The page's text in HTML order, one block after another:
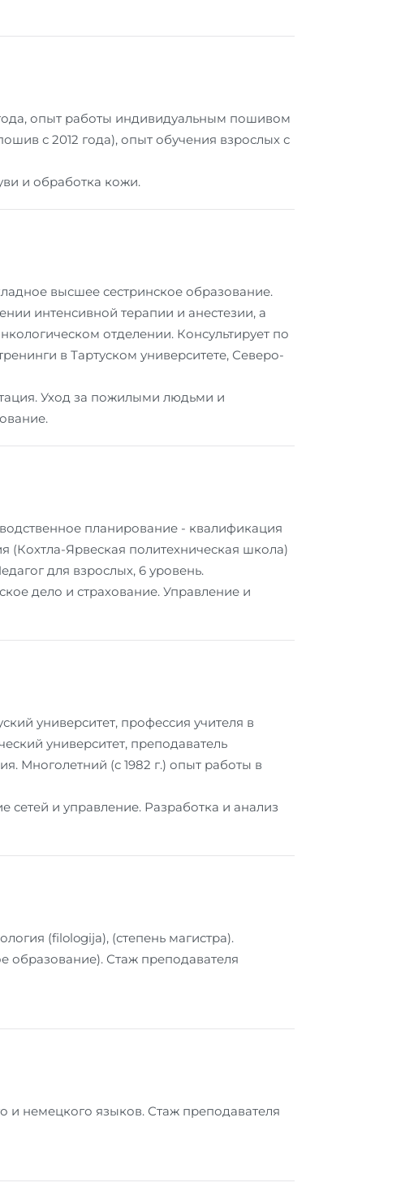
опыт работы индивидуальным пошивом
с 2012 года), опыт обучения взрослых с
и обработка кожи.
высшее сестринское образование.
интенсивной терапии и анестезии, а
отделении. Консультирует по
в Тартуском университете, Северо-
Уход за пожилыми людьми и
планирование - квалификация
(Кохтла-Ярвеская политехническая школа)
для взрослых, 6 уровень.
дело и страхование. Управление и
университет, профессия учителя в
университет, преподаватель
Многолетний (с 1982 г.) опыт работы в
и управление. Разработка и анализ
(filologija), (степень магистра).
образование). Стаж преподавателя
и немецкого языков. Стаж преподавателя